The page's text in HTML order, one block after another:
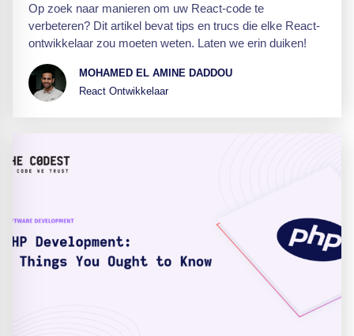
Op zoek naar manieren om uw React-code te
verbeteren? Dit artikel bevat tips en trucs die elke React-
ontwikkelaar zou moeten weten. Laten we erin duiken!
MOHAMED EL AMINE DADDOU
React Ontwikkelaar